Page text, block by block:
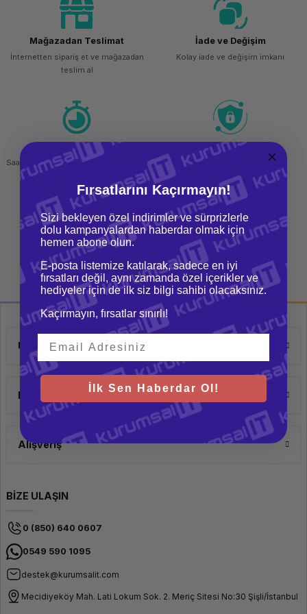
Mağazadan Teslimat
İnternetten sipariş et ve mağazadan
teslim al
İade ve Değişim
Kolay iade ve değişim imkanı
Hızlı Gönderi
Saat 15.00'a kadar yapılan siparişlerde
aynı gün kargo imkanı
Güvenli Alışveriş
256 bit SSL sertifikası
Kargo Bedava
Tüm siparişlerinizde ücretsiz kargo
imkanı
Üyelik
Kurumsal
Alışveriş
BİZE ULAŞIN
0 (850) 640 0607
0549 590 1095
destek@kurumsalit.com
Mecidiyeköy Mah. Lati Lokum Sok. 2. Meriç Sitesi No:30 Şişli/İstanbul
Fırsatlarını Kaçırmayın!
Sizi bekleyen özel indirimler ve sürprizlerle
dolu kampanyalardan haberdar olmak için
hemen abone olun.
E-posta listemize katılarak, sadece en iyi
fırsatları değil, aynı zamanda özel içerikler ve
hediyeler için de ilk siz bilgi sahibi olacaksınız.
Kaçırmayın, fırsatlar sınırlı!
İlk Sen Haberdar Ol!